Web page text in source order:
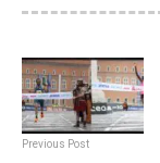
Previous Post